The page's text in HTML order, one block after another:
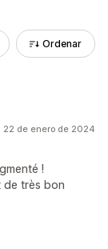
Ordenar
22 de enero de 2024
!
de très bon